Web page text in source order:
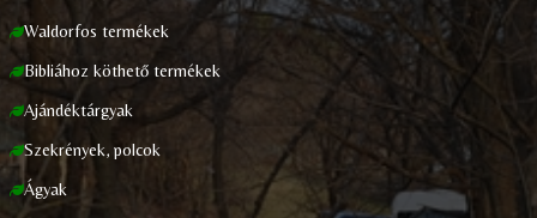
Waldorfos termékek
Bibliához köthető termékek
Ajándéktárgyak
Szekrények, polcok
Ágyak